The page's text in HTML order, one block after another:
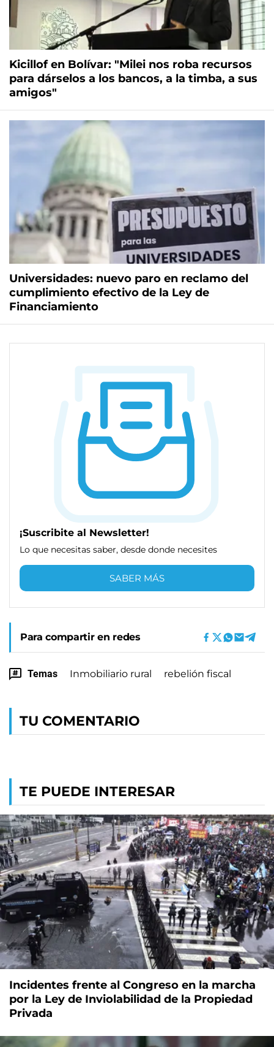
Kicillof en Bolívar: "Milei nos roba recursos
para dárselos a los bancos, a la timba, a sus
amigos"
Universidades: nuevo paro en reclamo del
cumplimiento efectivo de la Ley de
Financiamiento
¡Suscribite al Newsletter!
Lo que necesitas saber, desde donde necesites
SABER MÁS
Para compartir en redes
Temas Inmobiliario rural rebelión fiscal
TU COMENTARIO
TE PUEDE INTERESAR
Incidentes frente al Congreso en la marcha
por la Ley de Inviolabilidad de la Propiedad
Privada